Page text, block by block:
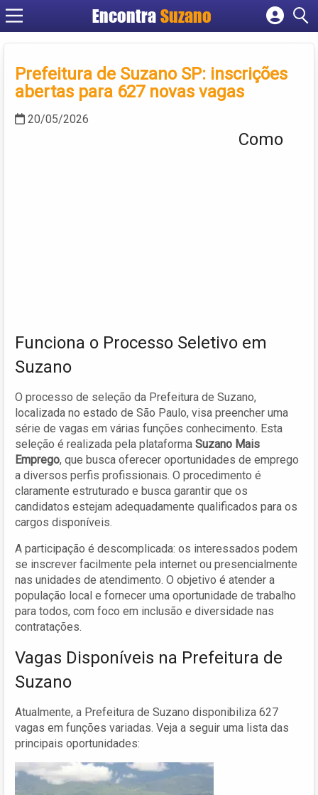
EncontraSuzano
Cadastrar empresa
Criar conta
Prefeitura de Suzano SP: inscrições
abertas para 627 novas vagas
20/05/2026
Como
Funciona o Processo Seletivo em
Suzano
O processo de seleção da Prefeitura de Suzano,
localizada no estado de São Paulo, visa preencher uma
série de vagas em várias funções conhecimento. Esta
seleção é realizada pela plataforma Suzano Mais
Emprego, que busca oferecer oportunidades de emprego
a diversos perfis profissionais. O procedimento é
claramente estruturado e busca garantir que os
candidatos estejam adequadamente qualificados para os
cargos disponíveis.
A participação é descomplicada: os interessados podem
se inscrever facilmente pela internet ou presencialmente
nas unidades de atendimento. O objetivo é atender a
população local e fornecer uma oportunidade de trabalho
para todos, com foco em inclusão e diversidade nas
contratações.
Vagas Disponíveis na Prefeitura de
Suzano
Atualmente, a Prefeitura de Suzano disponibiliza 627
vagas em funções variadas. Veja a seguir uma lista das
principais oportunidades: